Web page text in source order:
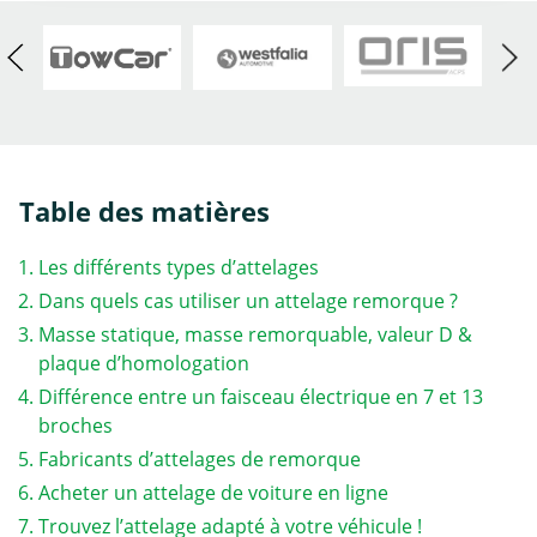
Table des matières
Les différents types d’attelages
Dans quels cas utiliser un attelage remorque ?
Masse statique, masse remorquable, valeur D &
plaque d’homologation
Différence entre un faisceau électrique en 7 et 13
broches
Fabricants d’attelages de remorque
Acheter un attelage de voiture en ligne
Trouvez l’attelage adapté à votre véhicule !